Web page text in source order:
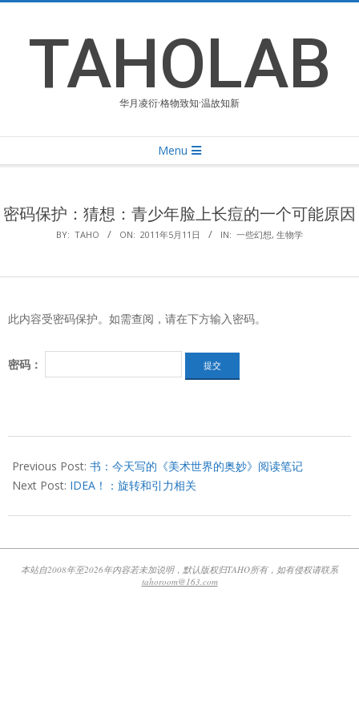
contentTAHOLAB
华月凌衍·格物致知·温故知新
Navigation
Menu
密码保护：猜想：青少年脸上长痘的一个可能原因
BY: TAHO ON: 2011年5月11日 IN: 一些幻想, 生物学
此内容受密码保护。如需查阅，请在下方输入密码。
密码：
05-
11
Previous Post: 书：今天写的《美术世界的奥妙》阅读笔记
Next Post: IDEA！：旋转和引力相关
本站自2008年至2026年内容若未加说明，默认版权归TAHO所有，如有侵权请联系
tahoroom@163.com